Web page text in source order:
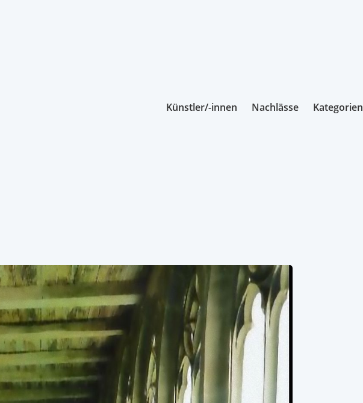
Künstler/-innen Nachlässe Kategorien